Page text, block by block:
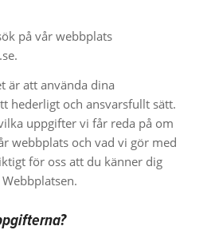
på vår webbplats
är att använda dina
hederligt och ansvarsfullt sätt.
uppgifter vi får reda på om
webbplats och vad vi gör med
för oss att du känner dig